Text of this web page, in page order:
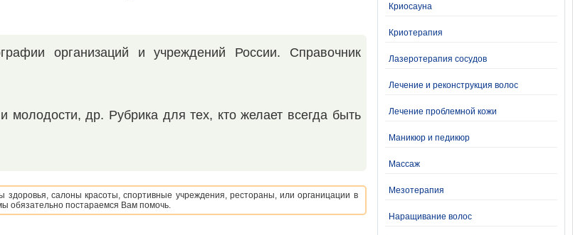
организаций и учреждений России. Справочник
молодости, др. Рубрика для тех, кто желает всегда быть
салоны красоты, спортивные учреждения, рестораны, или органицации в
обязательно постараемся Вам помочь.
Криосауна
Криотерапия
Лазеротерапия сосудов
Лечение и реконструкция волос
Лечение проблемной кожи
Маникюр и педикюр
Массаж
Мезотерапия
Наращивание волос